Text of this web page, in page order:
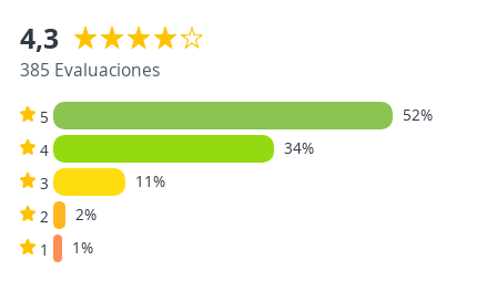
4,3
385 Evaluaciones
5
52%
4
34%
3
11%
2
2%
1
1%